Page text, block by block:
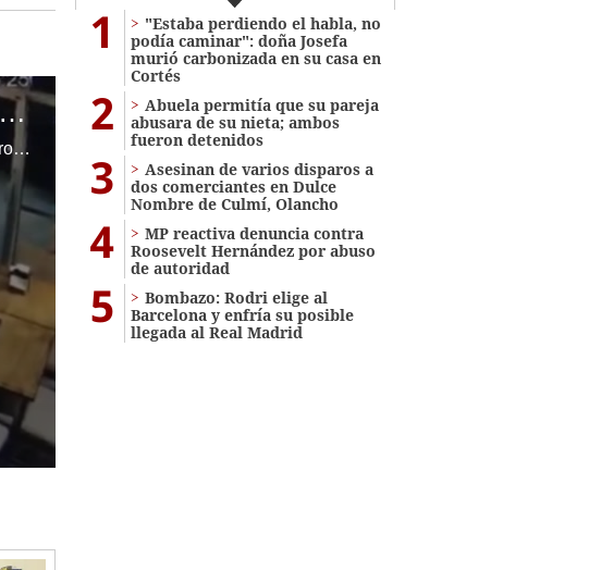
Mujeres son grabadas robando un bolso en San Pedro Sula
Tres mujeres quedaron evidenciadas en un video cuando planean y ejecutan el robo de un bolso en el interior de un restaurante en la ciudad de San Pedro Sula.
1
"Estaba perdiendo el habla, no
podía caminar": doña Josefa
murió carbonizada en su casa en
Cortés
2
Abuela permitía que su pareja
abusara de su nieta; ambos
fueron detenidos
3
Asesinan de varios disparos a
dos comerciantes en Dulce
Nombre de Culmí, Olancho
4
MP reactiva denuncia contra
Roosevelt Hernández por abuso
de autoridad
5
Bombazo: Rodri elige al
Barcelona y enfría su posible
llegada al Real Madrid